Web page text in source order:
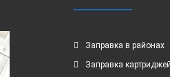
Заправка в районах
Заправка картриджей